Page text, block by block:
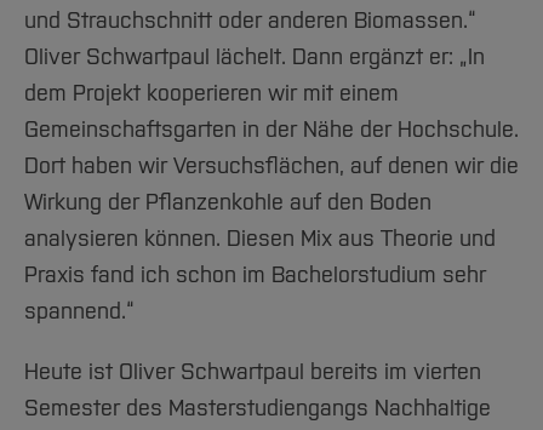
und Strauchschnitt oder anderen Biomassen.“
Oliver Schwartpaul lächelt. Dann ergänzt er: „In
dem Projekt kooperieren wir mit einem
Gemeinschaftsgarten in der Nähe der Hochschule.
Dort haben wir Versuchsflächen, auf denen wir die
Wirkung der Pflanzenkohle auf den Boden
analysieren können. Diesen Mix aus Theorie und
Praxis fand ich schon im Bachelorstudium sehr
spannend.“
Heute ist Oliver Schwartpaul bereits im vierten
Semester des Masterstudiengangs Nachhaltige